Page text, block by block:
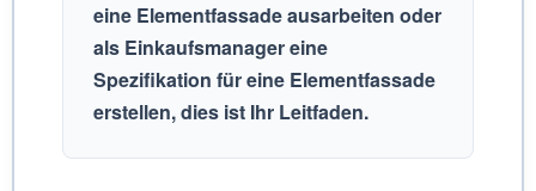
eine Elementfassade ausarbeiten oder
als Einkaufsmanager eine
Spezifikation für eine Elementfassade
erstellen, dies ist Ihr Leitfaden.